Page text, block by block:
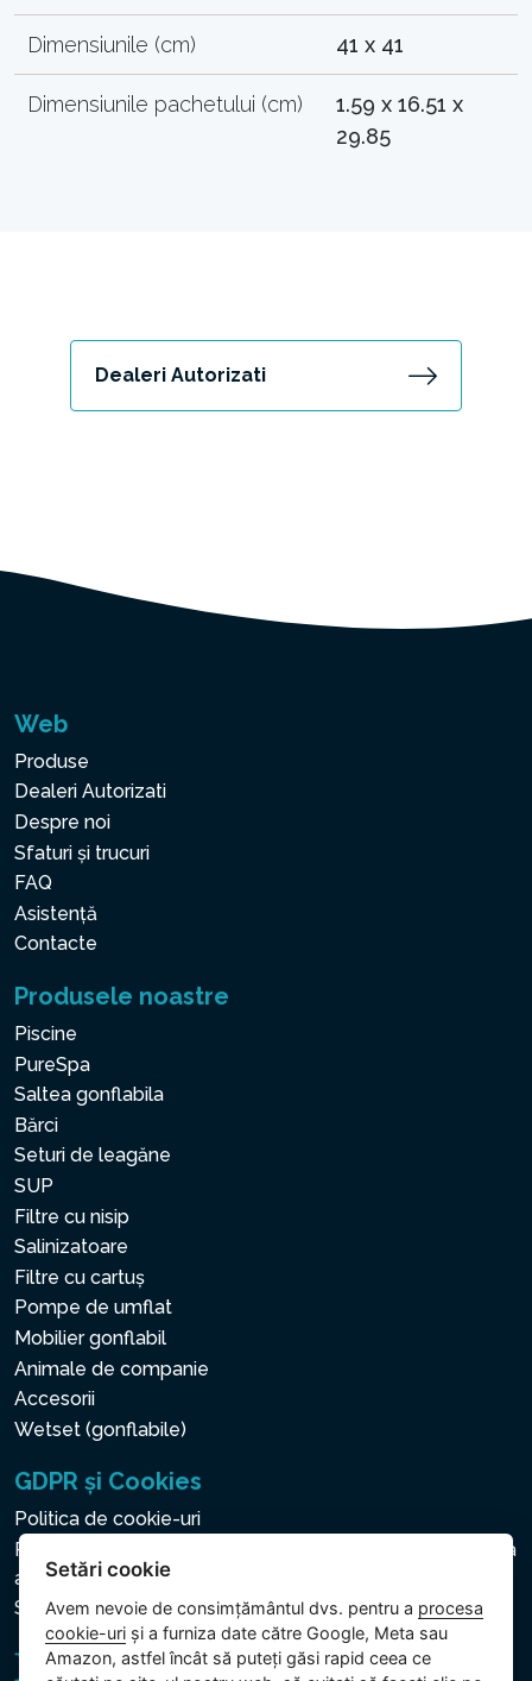
Dimensiunile (cm) 41 x 41
Dimensiunile pachetului (cm)
1.59 x 16.51 x
29.85
Dealeri Autorizati
Web
Produse
Dealeri Autorizati
Despre noi
Sfaturi și trucuri
FAQ
Asistență
Contacte
Produsele noastre
Piscine
PureSpa
Saltea gonflabila
Bărci
Seturi de leagăne
SUP
Filtre cu nisip
Salinizatoare
Filtre cu cartuș
Pompe de umflat
Mobilier gonflabil
Animale de companie
Accesorii
Wetset (gonflabile)
GDPR și Cookies
Politica de cookie-uri
Politica privind protecția datelor cu caracter personal și a
altor date prelucrate
Setări cookie
Setări cookie
Avem nevoie de consimțământul dvs. pentru a procesa
cookie-uri și a furniza date către Google, Meta sau
Amazon, astfel încât să puteți găsi rapid ceea ce